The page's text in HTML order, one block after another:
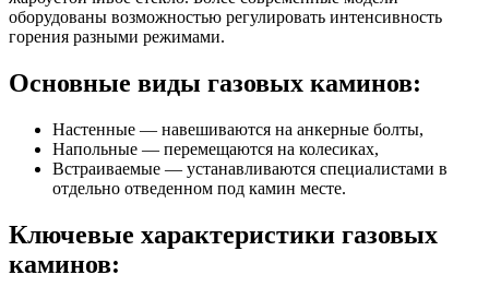
оборудованы возможностью регулировать интенсивность
горения разными режимами.
Основные виды газовых каминов:
Настенные — навешиваются на анкерные болты,
Напольные — перемещаются на колесиках,
Встраиваемые — устанавливаются специалистами в
отдельно отведенном под камин месте.
Ключевые характеристики газовых
каминов: